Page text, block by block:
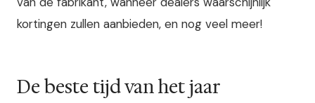
kortingen zullen aanbieden, en nog veel meer!
De beste tijd van het jaar